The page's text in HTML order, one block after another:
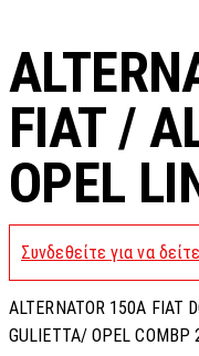
FIAT /
OPEL
Συνδεθείτε για να
ALTERNATOR 150A FIAT
GULIETTA/ OPEL COMBP